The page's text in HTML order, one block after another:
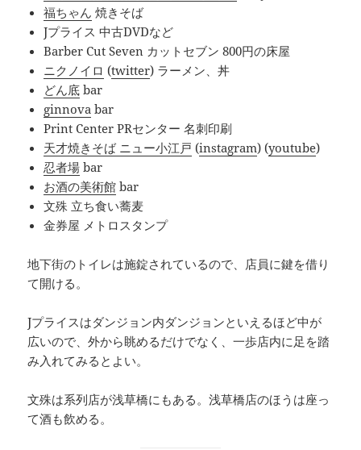
福ちゃん 焼きそば
Jプライス 中古DVDなど
Barber Cut Seven カットセブン 800円の床屋
ニクノイロ (twitter) ラーメン、丼
どん底 bar
ginnova bar
Print Center PRセンター 名刺印刷
天才焼きそば ニュー小江戸 (instagram) (youtube)
忍者場 bar
お酒の美術館 bar
文殊 立ち食い蕎麦
金券屋 メトロスタンプ
地下街のトイレは施錠されているので、店員に鍵を借り
て開ける。
Jプライスはダンジョン内ダンジョンといえるほど中が
広いので、外から眺めるだけでなく、一歩店内に足を踏
み入れてみるとよい。
文殊は系列店が浅草橋にもある。浅草橋店のほうは座っ
て酒も飲める。